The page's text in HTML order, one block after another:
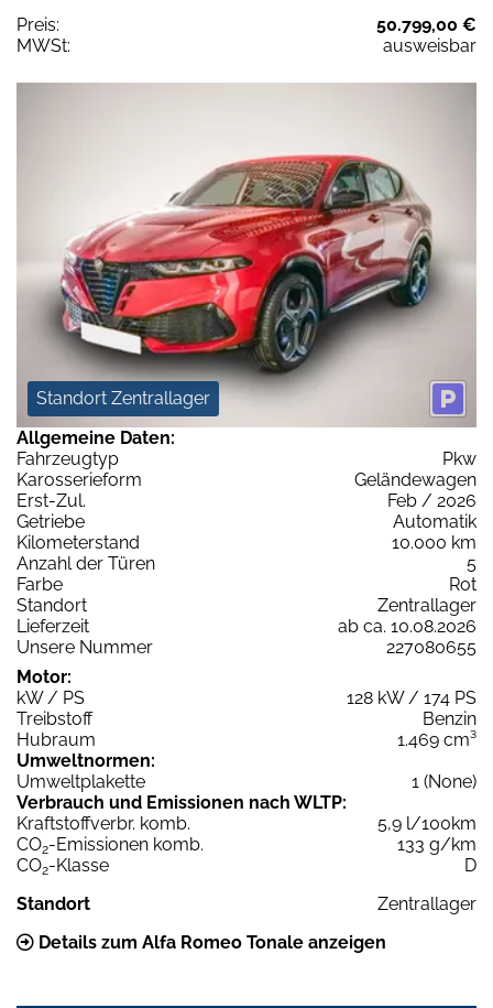
Preis:
50.799,00 €
MWSt:
ausweisbar
Standort Zentrallager
Allgemeine Daten:
Fahrzeugtyp
Pkw
Karosserieform
Geländewagen
Erst-Zul.
Feb / 2026
Getriebe
Automatik
Kilometerstand
10.000 km
Anzahl der Türen
5
Farbe
Rot
Standort
Zentrallager
Lieferzeit
ab ca. 10.08.2026
Unsere Nummer
227080655
Motor:
kW / PS
128 kW / 174 PS
Treibstoff
Benzin
Hubraum
1.469 cm³
Umweltnormen:
Umweltplakette
1 (None)
Verbrauch und Emissionen nach WLTP:
Kraftstoffverbr. komb.
5,9 l/100km
CO2-Emissionen komb.
133 g/km
CO2-Klasse
D
Standort
Zentrallager
Details zum Alfa Romeo Tonale anzeigen